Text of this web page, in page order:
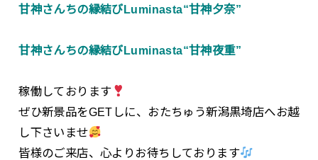
甘神さんちの縁結びLuminasta“甘神夕奈”
甘神さんちの縁結びLuminasta“甘神夜重”
稼働しております
ぜひ新景品をGETしに、おたちゅう新潟黒埼店へお越
し下さいませ
皆様のご来店、心よりお待ちしております